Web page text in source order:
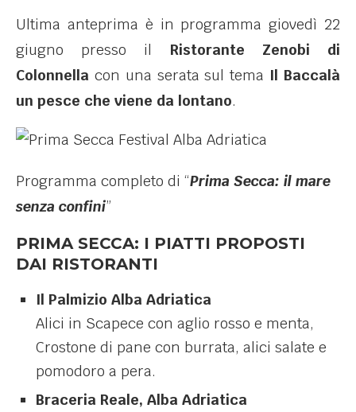
Ultima anteprima è in programma giovedì 22
giugno presso il Ristorante Zenobi di
Colonnella con una serata sul tema Il Baccalà
un pesce che viene da lontano.
Programma completo di “Prima Secca: il mare
senza confini”
PRIMA SECCA: I PIATTI PROPOSTI
DAI RISTORANTI
Il Palmizio Alba Adriatica
Alici in Scapece con aglio rosso e menta,
Crostone di pane con burrata, alici salate e
pomodoro a pera.
Braceria Reale, Alba Adriatica